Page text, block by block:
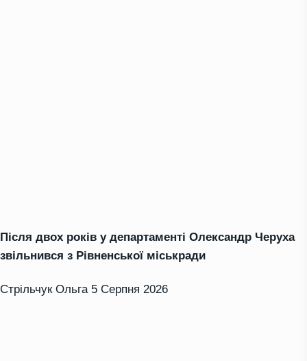
Після двох років у департаменті Олександр Черуха
звільнився з Рівненської міськради
Стрільчук Ольга 5 Серпня 2026